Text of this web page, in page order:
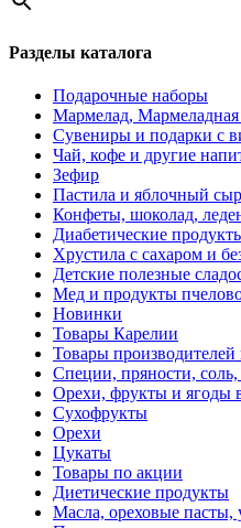
Разделы каталога
Подарочные наборы
Мармелад, Мармеладная
Сувениры и подарки с
Чай, кофе и другие
Зефир
Пастила и яблочный сыр
Конфеты, шоколад,
Диабетические
Хрустила с сахаром и
Детские полезные
Мед и продукты
Новинки
Товары Карелии
Товары производителей
Специи, пряности, соль,
Орехи, фрукты и ягоды
Сухофрукты
Орехи
Цукаты
Товары по акции
Диетические продукты
Масла, ореховые пасты,